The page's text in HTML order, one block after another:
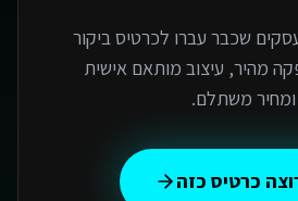
שכבר עברו לכרטיס ביקור
מהיר, עיצוב מותאם אישית
ומחיר משתלם.
כרטיס כזה